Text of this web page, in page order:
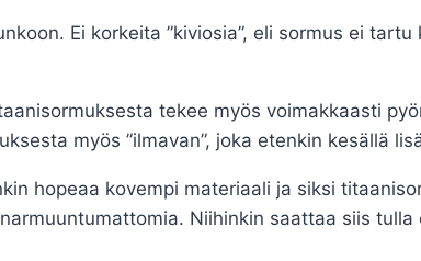
Ei korkeita ”kiviosia”, eli sormus ei
tekee myös voimakkaasti
myös ”ilmavan”, joka etenkin kesällä
hopeaa kovempi materiaali ja siksi
Niihinkin saattaa siis